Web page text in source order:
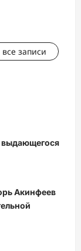
записи
выдающегося
Акинфеев